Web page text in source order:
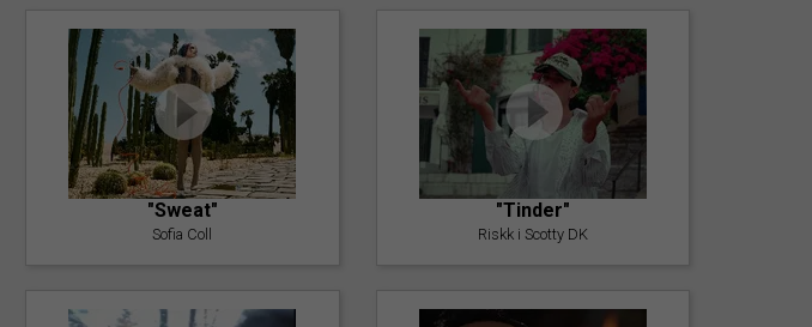
"Sweat"
Sofia Coll
"Tinder"
Riskk i Scotty DK